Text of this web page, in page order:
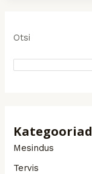
Otsi
Kategooriad
Mesindus
Tervis